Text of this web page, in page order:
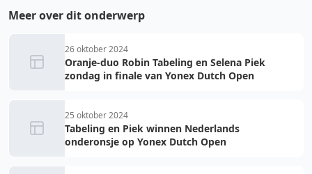
Meer over dit onderwerp
26 oktober 2024
Oranje-duo Robin Tabeling en Selena Piek
zondag in finale van Yonex Dutch Open
25 oktober 2024
Tabeling en Piek winnen Nederlands
onderonsje op Yonex Dutch Open